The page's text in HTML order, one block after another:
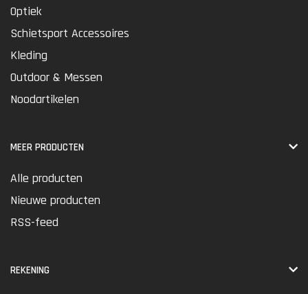
Optiek
Schietsport Accessoires
Kleding
Outdoor & Messen
Noodartikelen
MEER PRODUCTEN
Alle producten
Nieuwe producten
RSS-feed
REKENING